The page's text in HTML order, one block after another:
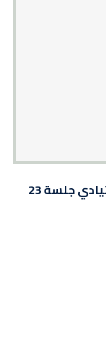
ايضاح بشأن التداول غير الاعتيادي جلسة 23